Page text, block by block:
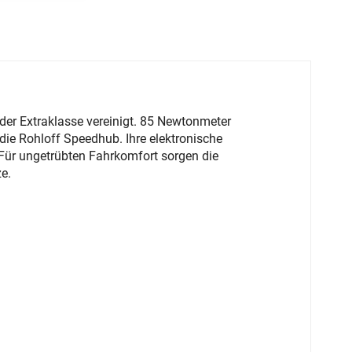
Extraklasse vereinigt. 85 Newtonmeter
Rohloff Speedhub. Ihre elektronische
ungetrübten Fahrkomfort sorgen die